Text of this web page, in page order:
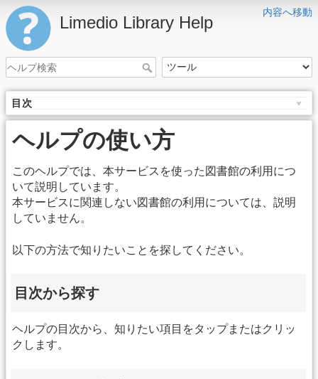
内容へ移動
Limedio Library Help
目次
ヘルプの使い方
このヘルプでは、本サービスを使った図書館の利用につ
いて説明しています。
本サービスに関連しない図書館の利用については、説明
していません。
以下の方法で知りたいことを探してください。
目次から探す
ヘルプの目次から、知りたい項目をタップまたはクリッ
クします。